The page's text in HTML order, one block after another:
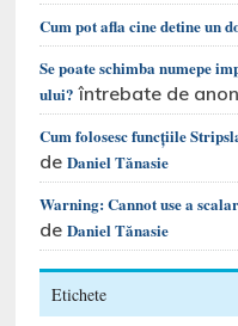
Cum pot afla cine detine un
Se poate schimba numepe
ului? întrebate de
Cum folosesc funcțiile
deDaniel Tănasie
Warning: Cannot use a
deDaniel Tănasie
Etichete